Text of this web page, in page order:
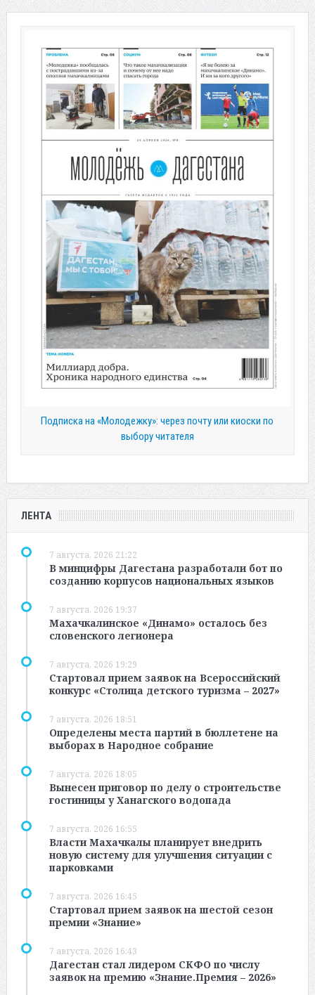
Подписка на «Молодежку»: через почту или киоски по
выбору читателя
ЛЕНТА
7 августа, 2026 21:22
В минцифры Дагестана разработали бот по
созданию корпусов национальных языков
7 августа, 2026 19:37
Махачкалинское «Динамо» осталось без
словенского легионера
7 августа, 2026 19:29
Стартовал прием заявок на Всероссийский
конкурс «Столица детского туризма – 2027»
7 августа, 2026 18:51
Определены места партий в бюллетене на
выборах в Народное собрание
7 августа, 2026 18:05
Вынесен приговор по делу о строительстве
гостиницы у Ханагского водопада
7 августа, 2026 16:55
Власти Махачкалы планирует внедрить
новую систему для улучшения ситуации с
парковками
7 августа, 2026 16:45
Стартовал прием заявок на шестой сезон
премии «Знание»
7 августа, 2026 16:43
Дагестан стал лидером СКФО по числу
заявок на премию «Знание.Премия – 2026»